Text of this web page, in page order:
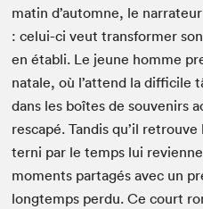
matin d’automne, le
: celui-ci veut trans­former
en établi. Le jeune homme
natale, où l’attend la dif­fi­cile
dans les boîtes de sou­venirs
rescapé. Tan­dis qu’il
terni par le temps lui
moments partagés avec un
longtemps per­du. Ce court